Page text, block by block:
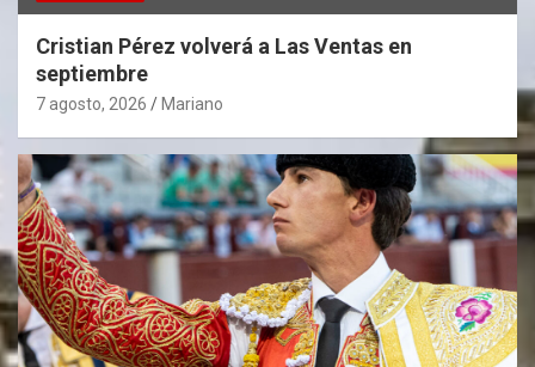
Cristian Pérez volverá a Las Ventas en
septiembre
7 agosto, 2026 Mariano